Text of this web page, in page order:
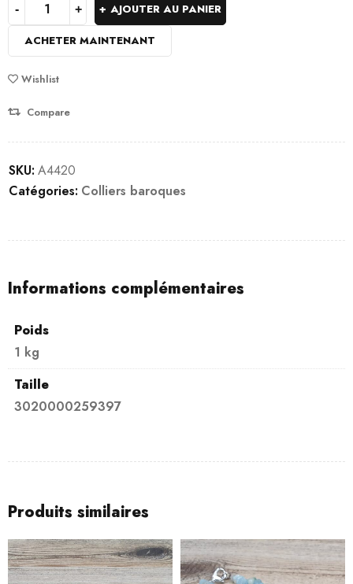
AJOUTER AU PANIER
ACHETER MAINTENANT
Wishlist
Compare
SKU: A4420
Catégories: Colliers baroques
Informations complémentaires
Poids
1 kg
Taille
3020000259397
Produits similaires